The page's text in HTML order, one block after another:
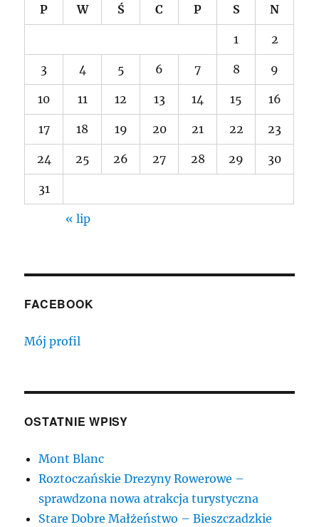
P W Ś C P S N
1 2
3 4 5 6 7 8 9
10 11 12 13 14 15 16
17 18 19 20 21 22 23
24 25 26 27 28 29 30
31
« lip
FACEBOOK
Mój profil
OSTATNIE WPISY
Mont Blanc
Roztoczańskie Drezyny Rowerowe –
sprawdzona nowa atrakcja turystyczna
Stare Dobre Małżeństwo – Bieszczadzkie